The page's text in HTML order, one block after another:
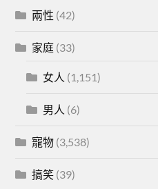
兩性 (42)
家庭 (33)
女人 (1,151)
男人 (6)
寵物 (3,538)
搞笑 (39)